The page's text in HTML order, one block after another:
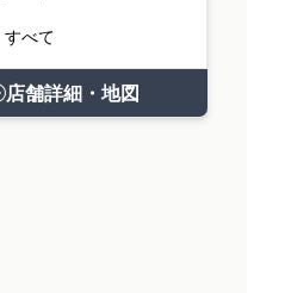
べて
店舗詳細・地図